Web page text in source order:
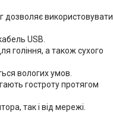
дозволяє використовувати
USB.
гоління, а також сухого
вологих умов.
гостроту протягом
так і від мережі.